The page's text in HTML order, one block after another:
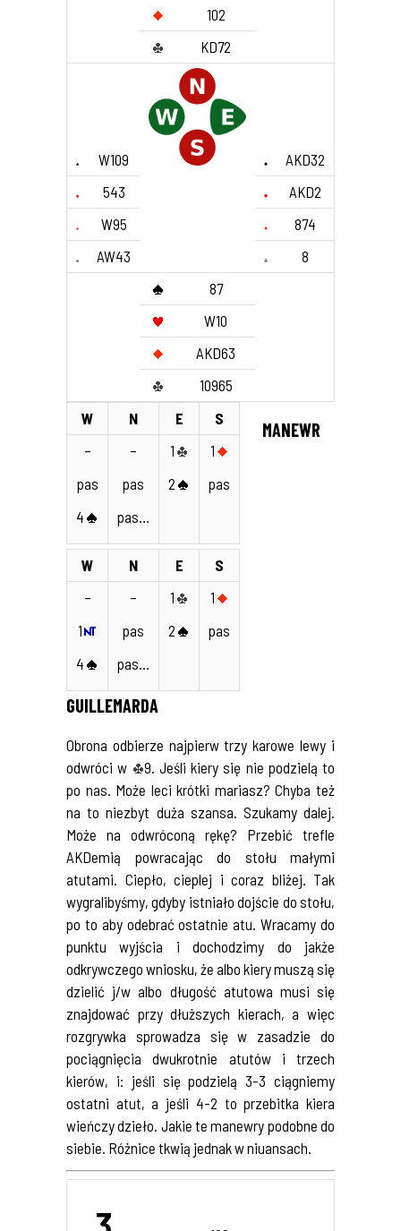
102
KD72
W109
AKD32
543
AKD2
W95
874
AW43
8
87
W10
AKD63
10965
W
N E
S
–
pas
4
–
pas
pas…
1
2
1
pas
W N E
S
–
1
4
–
pas
pas…
1
2
1
pas
MANEWR
GUILLEMARDA
Obrona odbierze najpierw trzy karowe lewy i
odwróci w
9. Jeśli kiery się nie podzielą to
po nas. Może leci krótki mariasz? Chyba też
na to niezbyt duża szansa. Szukamy dalej.
Może na odwróconą rękę? Przebić trefle
AKDemią powracając do stołu małymi
atutami. Ciepło, cieplej i coraz bliżej. Tak
wygralibyśmy, gdyby istniało dojście do stołu,
po to aby odebrać ostatnie atu. Wracamy do
punktu wyjścia i dochodzimy do jakże
odkrywczego wniosku, że albo kiery muszą się
dzielić j/w albo długość atutowa musi się
znajdować przy dłuższych kierach, a więc
rozgrywka sprowadza się w zasadzie do
pociągnięcia dwukrotnie atutów i trzech
kierów, i: jeśli się podzielą 3-3 ciągniemy
ostatni atut, a jeśli 4-2 to przebitka kiera
wieńczy dzieło. Jakie te manewry podobne do
siebie. Różnice tkwią jednak w niuansach.